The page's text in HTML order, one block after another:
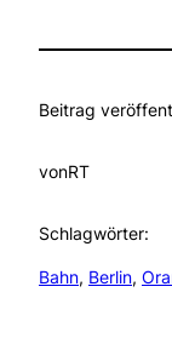
Beitrag
vonRT
Schlagwörter:
Bahn, Berlin,